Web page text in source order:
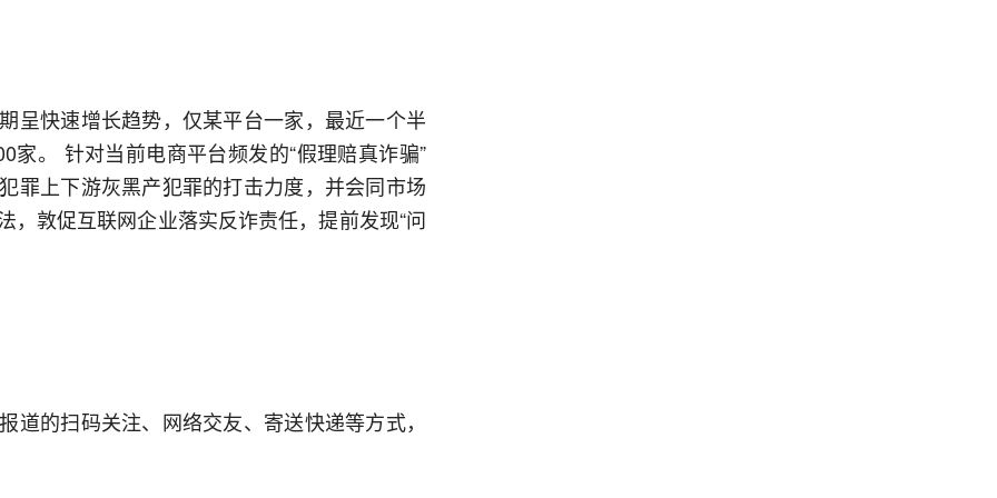
呈快速增长趋势，仅某平台一家，最近一个半
家。 针对当前电商平台频发的“假理赔真诈骗”
罪上下游灰黑产犯罪的打击力度，并会同市场
，敦促互联网企业落实反诈责任，提前发现“问
道的扫码关注、网络交友、寄送快递等方式，